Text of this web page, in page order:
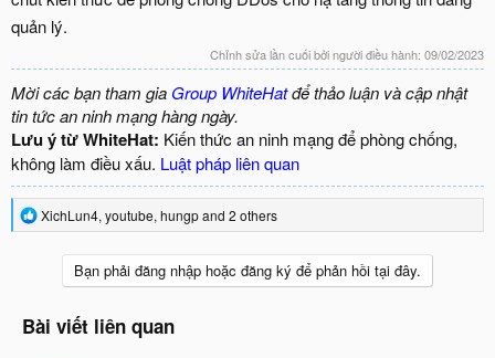
quản lý.
Chỉnh sửa lần cuối bởi người điều hành: 09/02/2023
Mời các bạn tham gia Group WhiteHatđể thảo luận và cập nhật
tin tức an ninh mạng hàng ngày.
Lưu ý từ WhiteHat: Kiến thức an ninh mạng để phòng chống,
không làm điều xấu. Luật pháp liên quan
R
e
o
n
XichLun4, youtube, hungpand 2 others
Bạn phải đăng nhập hoặc đăng ký để phản hồi tại đây.
Bài viết liên quan